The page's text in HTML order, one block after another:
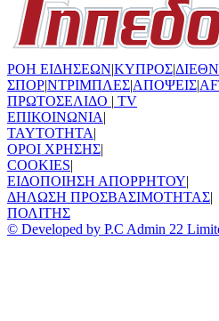
ΡΟΗ ΕΙΔΗΣΕΩΝ|ΚΥΠΡΟΣ|
ΣΠΟΡ|ΝΤΡΙΜΠΛΕΣ|ΑΠΟΨΕΙΣ|
ΠΡΩΤΟΣΕΛΙΔΟ | TV
ΕΠΙΚΟΙΝΩΝΙΑ|
TAYTOTHTA|
ΟΡΟΙ ΧΡΗΣΗΣ|
COOKIES|
ΕΙΔΟΠΟΙΗΣΗ ΑΠΟΡΡΗΤΟΥ|
ΔΗΛΩΣΗ ΠΡΟΣΒΑΣΙΜΟΤΗΤΑΣ|
ΠΟΛΙΤΗΣ
© Developed by P.C Admin 22